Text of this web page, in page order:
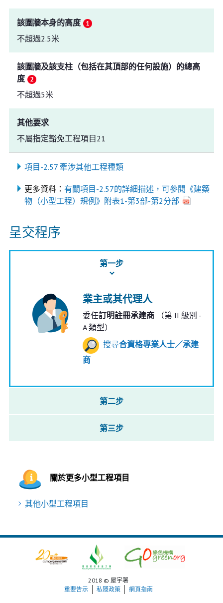
該圍牆本身的高度
不超過2.5米
該圍牆及該支柱（包括在其頂部的任何設施）的總高
度
不超過5米
其他要求
不屬指定豁免工程項目21
項目-2.57 牽涉其他工程種類
更多資料： 有關項目-2.57的詳細描述，可參閱《建築
物（小型工程）規例》附表1-第3部-第2分部
呈交程序
第一步
業主或其代理人
委任訂明註冊承建商（第 II 級別 -
A 類型）
搜尋合資格專業人士／承建
商
第二步
第三步
關於更多小型工程項目
其他小型工程項目
2018 © 屋宇署
重要告示
私隱政策 網頁指南